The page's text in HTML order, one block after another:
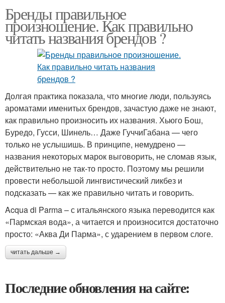
Бренды правильное
произношение. Как правильно
читать названия брендов ?
Долгая практика показала, что многие люди, пользуясь
ароматами именитых брендов, зачастую даже не знают,
как правильно произносить их названия. Хьюго Бош,
Буредо, Гусси, Шинель… Даже ГуччиГабана — чего
только не услышишь. В принципе, немудрено —
названия некоторых марок выговорить, не сломав язык,
действительно не так-то просто. Поэтому мы решили
провести небольшой лингвистический ликбез и
подсказать — как же правильно читать и говорить.
Acqua di Parma – с итальянского языка переводится как
«Пармская вода», а читается и произносится достаточно
просто: «Аква Ди Парма», с ударением в первом слоге.
читать дальше →
Последние обновления на сайте: